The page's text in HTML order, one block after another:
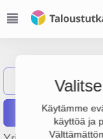
Käytämme
käyttöä ja
Näytä haku
Raportit